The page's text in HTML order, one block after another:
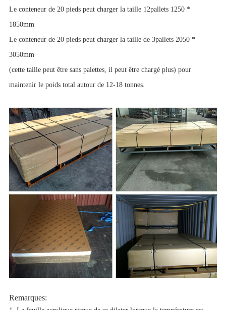
Le conteneur de 20 pieds peut charger la taille 12pallets 1250 *
1850mm
Le conteneur de 20 pieds peut charger la taille de 3pallets 2050 *
3050mm
(cette taille peut être sans palettes, il peut être chargé plus) pour
maintenir le poids total autour de 12-18 tonnes.
Remarques: